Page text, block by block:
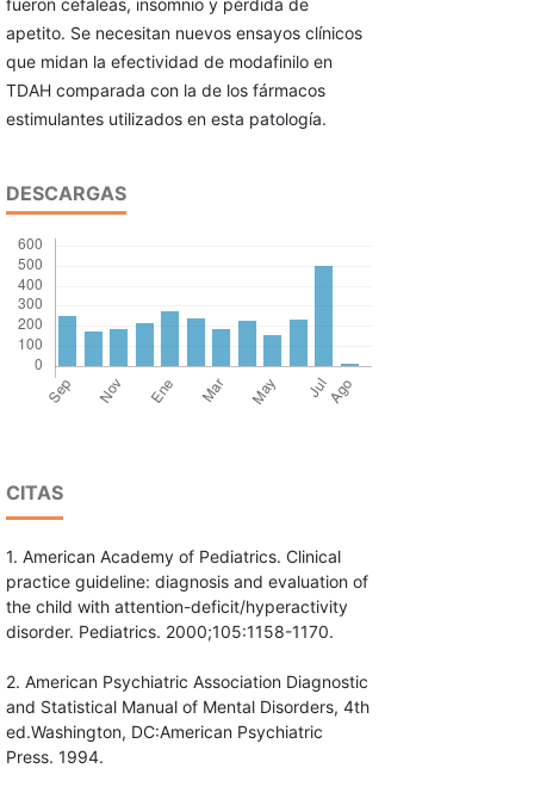
fueron cefaleas, insomnio y pérdida de
apetito. Se necesitan nuevos ensayos clínicos
que midan la efectividad de modafinilo en
TDAH comparada con la de los fármacos
estimulantes utilizados en esta patología.
DESCARGAS
CITAS
1. American Academy of Pediatrics. Clinical
practice guideline: diagnosis and evaluation of
the child with attention-deficit/hyperactivity
disorder. Pediatrics. 2000;105:1158-1170.
2. American Psychiatric Association Diagnostic
and Statistical Manual of Mental Disorders, 4th
ed.Washington, DC:American Psychiatric
Press. 1994.